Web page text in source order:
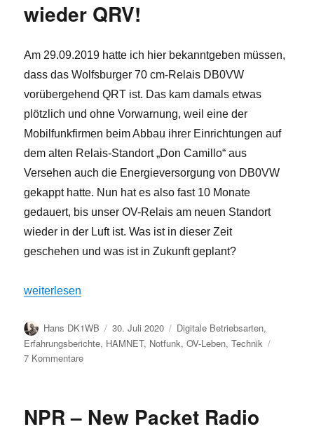
goes
digital
wieder QRV!
Am 29.09.2019 hatte ich hier bekanntgeben müssen,
dass das Wolfsburger 70 cm-Relais DB0VW
vorübergehend QRT ist. Das kam damals etwas
plötzlich und ohne Vorwarnung, weil eine der
Mobilfunkfirmen beim Abbau ihrer Einrichtungen auf
dem alten Relais-Standort „Don Camillo“ aus
Versehen auch die Energieversorgung von DB0VW
gekappt hatte. Nun hat es also fast 10 Monate
gedauert, bis unser OV-Relais am neuen Standort
wieder in der Luft ist. Was ist in dieser Zeit
geschehen und was ist in Zukunft geplant?
„OV H24-Relais DB0VW wieder QRV!“
weiterlesen
Autor
Hans DK1WB
Veröffentlicht
am
30. Juli 2020 Kategorien
Digitale Betriebsarten,
Erfahrungsberichte, HAMNET, Notfunk,OV-Leben,Technik
7 Kommentarezu
DB0VW
NPR – New Packet Radio